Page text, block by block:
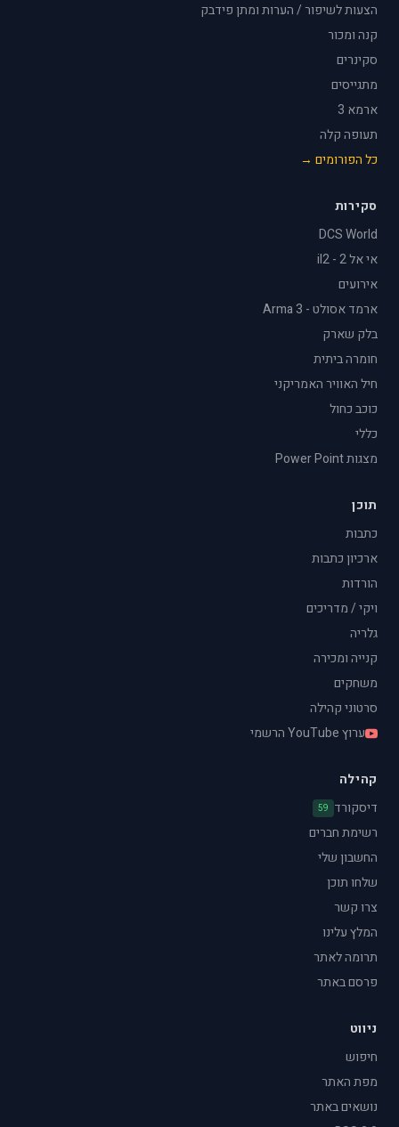
הצעות לשיפור / הערות ומתן פידבק
קנה ומכור
סקינרים
מתגייסים
ארמא 3
תעופה קלה
כל הפורומים →
סקירות
DCS World
אי אל 2 - il2
אירועים
ארמד אסולט - Arma 3
בלק שארק
חומרה ביתית
חיל האוויר האמריקני
כוכב כחול
כללי
מצגות Power Point
תוכן
כתבות
ארכיון כתבות
הורדות
ויקי / מדריכים
גלריה
קנייה ומכירה
משחקים
סרטוני קהילה
ערוץ YouTube הרשמי
קהילה
דיסקורד 59
רשימת חברים
החשבון שלי
שלחו תוכן
צרו קשר
המלץ עלינו
תרומה לאתר
פרסם באתר
ניווט
חיפוש
מפת האתר
נושאים באתר